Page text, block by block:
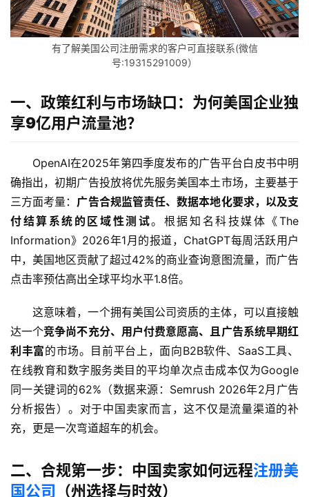
有了解美国公司注册需求的客户可直接联系(微信
号:19315291009）
一、政策红利与市场缺口：为何美国企业独
享9亿用户流量池？
OpenAI在2025年第四季度发布的广告平台白皮书中明
确指出，初期广告投放将优先服务美国本土市场，主要基于
三方面考量： 广告合规监管责任、数据本地化要求，以及支
付结算系统的区域性测试。根据知名科技媒体《The
Information》2026年1月的报道，ChatGPT每周活跃用户
中，美国地区贡献了超过42%的商业查询意图流量，而广告
点击率预估高出全球平均水平1.8倍。
这意味着，一个拥有美国公司资质的主体，可以直接触
达一个竞争尚不充分、用户付费意愿高、且广告系统早期红
利丰富的市场。目前平台上，面向B2B软件、SaaS工具、
在线教育和数字服务类目的平均单次点击成本仅为Google
同一关键词的62%（数据来源：Semrush 2026年2月广告
分析报告）。对于中国卖家而言，这不仅是流量渠道的补
充，更是一次弯道超车的机会。
二、合规第一步：中国卖家如何远程注册美
国公司
（州选择与时效）